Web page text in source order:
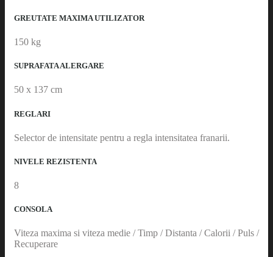
GREUTATE MAXIMA UTILIZATOR
150 kg
SUPRAFATA ALERGARE
50 x 137 cm
REGLARI
Selector de intensitate pentru a regla intensitatea franarii.
NIVELE REZISTENTA
8
CONSOLA
Viteza maxima si viteza medie / Timp / Distanta / Calorii / Puls /
Recuperare